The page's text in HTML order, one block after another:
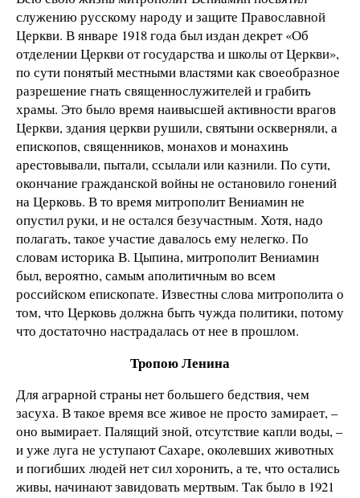
служению русскому народу и защите Православной
Церкви. В январе 1918 года был издан декрет «Об
отделении Церкви от государства и школы от Церкви»,
по сути понятый местными властями как своеобразное
разрешение гнать священнослужителей и грабить
храмы. Это было время наивысшей активности врагов
Церкви, здания церкви рушили, святыни оскверняли, а
епископов, священников, монахов и монахинь
арестовывали, пытали, ссылали или казнили. По сути,
окончание гражданской войны не остановило гонений
на Церковь. В то время митрополит Вениамин не
опустил руки, и не остался безучастным. Хотя, надо
полагать, такое участие давалось ему нелегко. По
словам историка В. Цыпина, митрополит Вениамин
был, вероятно, самым аполитичным во всем
российском епископате. Известны слова митрополита о
том, что Церковь должна быть чужда политики, потому
что достаточно настрадалась от нее в прошлом.
Тропою Ленина
Для аграрной страны нет большего бедствия, чем
засуха. В такое время все живое не просто замирает, –
оно вымирает. Палящий зной, отсутствие капли воды, –
и уже луга не уступают Сахаре, околевших животных
и погибших людей нет сил хоронить, а те, что остались
живы, начинают завидовать мертвым. Так было в 1921